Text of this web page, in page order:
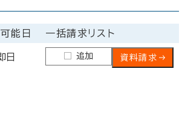
能日 一括請求リスト
日 追加 資料請求